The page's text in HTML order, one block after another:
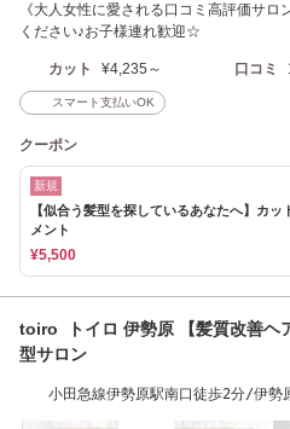
《大人女性に愛される口コミ高評価サ
ください♪お子様連れ歓迎☆
カット ¥4,235～ 口コミ
スマート支払いOK
クーポン
新規
【似合う髪型を探しているあなたへ】カッ
メント
¥5,500
toiro トイロ 伊勢原 【髪質改善ヘ
型サロン
小田急線伊勢原駅南口徒歩2分/伊